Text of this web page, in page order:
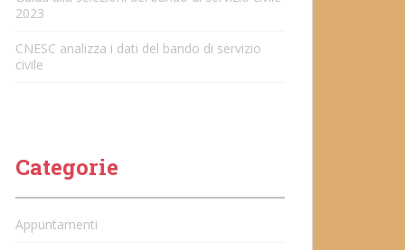
2023
CNESC analizza i dati del bando di servizio
civile
Categorie
Appuntamenti